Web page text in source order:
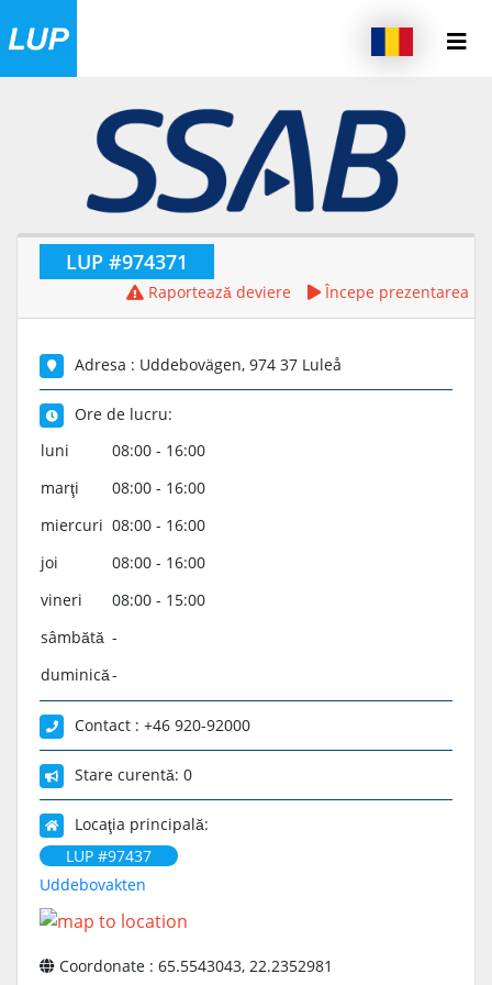
LUP #974371
Raportează deviere Începe prezentarea
Adresa : Uddebovägen, 974 37 Luleå
Ore de lucru:
luni
08:00 - 16:00
marţi
08:00 - 16:00
miercuri 08:00 - 16:00
joi
08:00 - 16:00
vineri
08:00 - 15:00
sâmbătă -
duminică-
Contact : +46 920-92000
Stare curentă: 0
Locaţia principală:
LUP #97437
Uddebovakten
Coordonate : 65.5543043, 22.2352981